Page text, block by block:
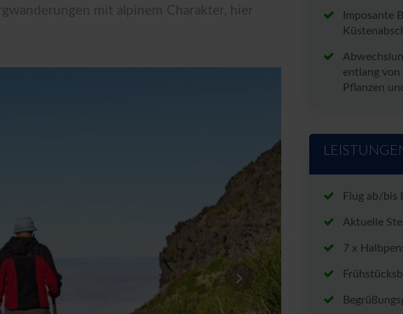
mit alpinem Charakter, hier
Imposante
entlang von
Pflanzen
Flug ab/bis
Aktuelle
7 x
GmbH anfordern. Als Gegenleistung stimme ich zu, weitere Informationen zu den Angeboten per
habe ich zur Kenntnis genommen.
Server geschickt. Mit Absenden des Formulars, erklären Sie, dass Sie die
Bestellung absenden